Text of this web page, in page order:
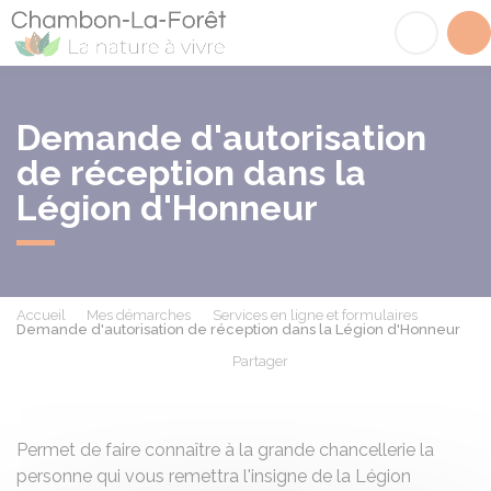
Demande d'autorisation
de réception dans la
Légion d'Honneur
Accueil Mes démarches
Services en ligne et formulaires
Demande d'autorisation de réception dans la Légion d'Honneur
Partager
Permet de faire connaître à la grande chancellerie la
personne qui vous remettra l'insigne de la Légion